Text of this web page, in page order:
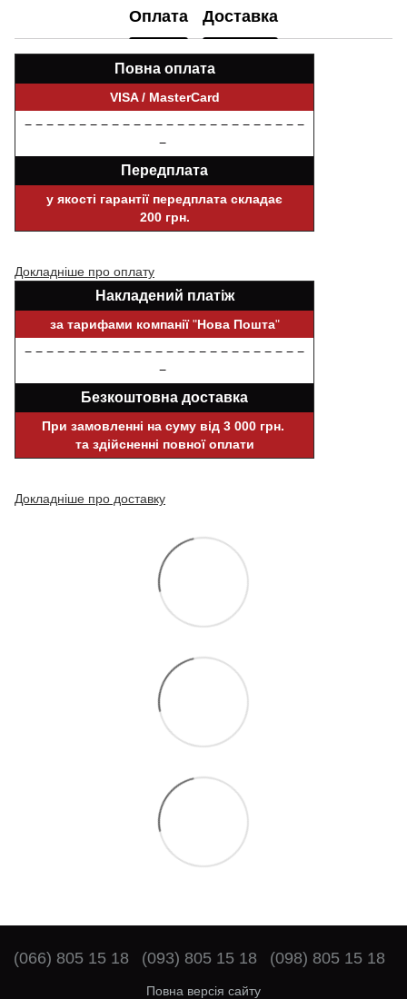
Оплата Доставка
Повна оплата
VISA / MasterCard
− − − − − − − − − − − − − − − − − − − − − − − − − −
−
Передплата
у якості гарантії передплата складає
200 грн.
Докладніше про оплату
Накладений платіж
за тарифами компанії"Нова Пошта"
− − − − − − − − − − − − − − − − − − − − − − − − − −
−
Безкоштовна доставка
При замовленні на суму від 3 000 грн.
та здійсненні повної оплати
Докладніше про доставку
(066) 805 15 18 (093) 805 15 18 (098) 805 15 18
Повна версія сайту